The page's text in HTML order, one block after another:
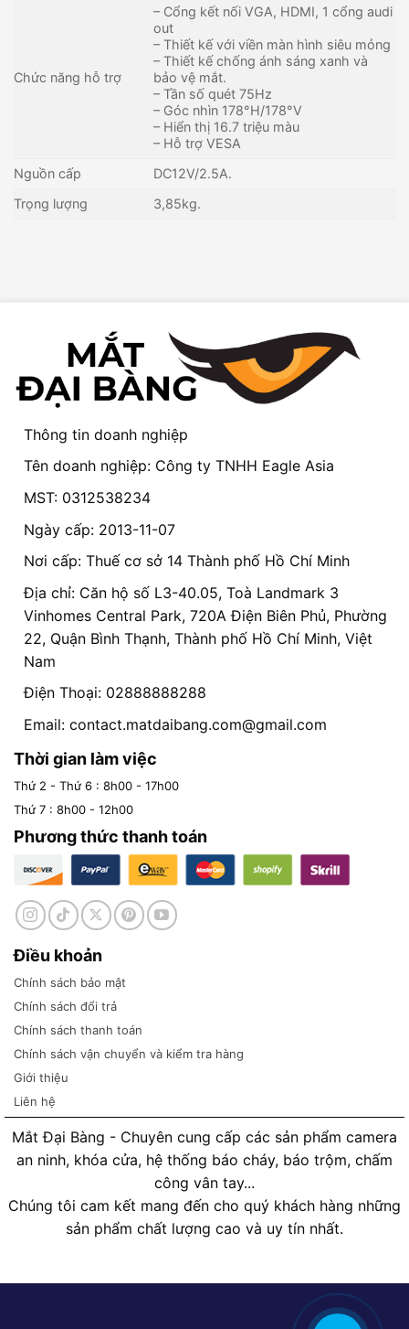
Chức năng hỗ trợ
– Cổng kết nối VGA, HDMI, 1 cổng audi
out
– Thiết kế với viền màn hình siêu mỏng
– Thiết kế chống ánh sáng xanh và
bảo vệ mắt.
– Tần số quét 75Hz
– Góc nhìn 178°H/178°V
– Hiển thị 16.7 triệu màu
– Hỗ trợ VESA
Nguồn cấp
DC12V/2.5A.
Trọng lượng
3,85kg.
Thông tin doanh nghiệp
Tên doanh nghiệp: Công ty TNHH Eagle Asia
MST: 0312538234
Ngày cấp: 2013-11-07
Nơi cấp: Thuế cơ sở 14 Thành phố Hồ Chí Minh
Địa chỉ: Căn hộ số L3-40.05, Toà Landmark 3
Vinhomes Central Park, 720A Điện Biên Phủ, Phường
22, Quận Bình Thạnh, Thành phố Hồ Chí Minh, Việt
Nam
Điện Thoại: 02888888288
Email: contact.matdaibang.com@gmail.com
Thời gian làm việc
Thứ 2 - Thứ 6 : 8h00 - 17h00
Thứ 7 : 8h00 - 12h00
Phương thức thanh toán
Điều khoản
Chính sách bảo mật
Chính sách đổi trả
Chính sách thanh toán
Chính sách vận chuyển và kiểm tra hàng
Giới thiệu
Liên hệ
Mắt Đại Bàng - Chuyên cung cấp các sản phẩm camera
an ninh, khóa cửa, hệ thống báo cháy, báo trộm, chấm
công vân tay...
Chúng tôi cam kết mang đến cho quý khách hàng những
sản phẩm chất lượng cao và uy tín nhất.